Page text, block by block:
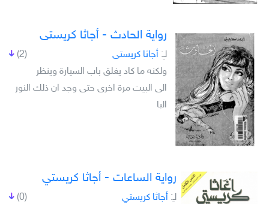
رواية الحادث - أجاثا كريستى
(2) لـِ:أجاثا كريستى
ولكنه ما كاد يغلق باب السيارة وينظر
الى البيت مرة اخرى حتى وجد ان ذلك النور
البا
رواية الساعات - أجاثا كريستي
(0) لـِ:أجاثا كريستي